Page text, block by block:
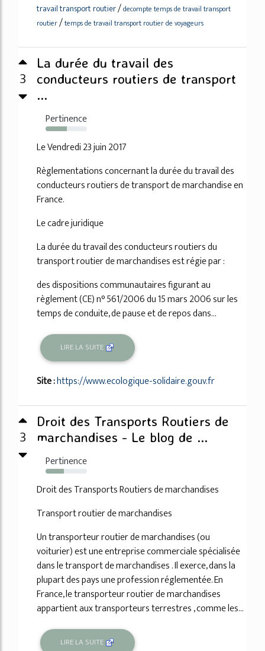
travail transport routier/decompte temps de travail transport
routier/temps de travail transport routier de voyageurs
3
La durée du travail des
conducteurs routiers de transport
...
Pertinence
52%
Le Vendredi 23 juin 2017
Règlementations concernant la durée du travail des
conducteurs routiers de transport de marchandise en
France.
Le cadre juridique
La durée du travail des conducteurs routiers du
transport routier de marchandises est régie par :
des dispositions communautaires figurant au
règlement (CE) n° 561/2006 du 15 mars 2006 sur les
temps de conduite, de pause et de repos dans...
LIRE LA SUITE
Site :https://www.ecologique-solidaire.gouv.fr
3
Droit des Transports Routiers de
marchandises - Le blog de ...
Pertinence
44%
Droit des Transports Routiers de marchandises
Transport routier de marchandises
Un transporteur routier de marchandises (ou
voiturier) est une entreprise commerciale spécialisée
dans le transport de marchandises . Il exerce, dans la
plupart des pays une profession réglementée. En
France, le transporteur routier de marchandises
appartient aux transporteurs terrestres , comme les...
LIRE LA SUITE